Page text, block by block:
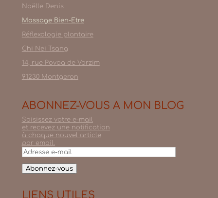
Noëlle Denis
Massage Bien-Etre
Réflexologie plantaire
Chi Nei Tsang
14, rue Povoa de Varzim
91230 Montgeron
ABONNEZ-VOUS A MON BLOG
Saisissez votre e-mail
et recevez une notification
à chaque nouvel article
par email.
Adresse
e-
mail
Abonnez-vous
LIENS UTILES